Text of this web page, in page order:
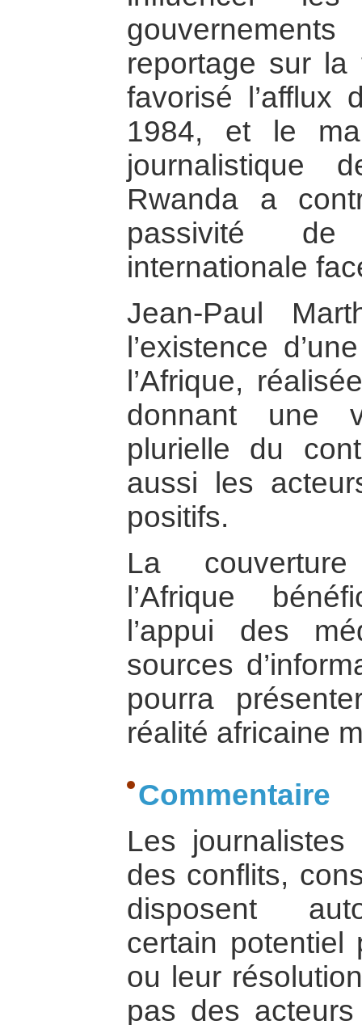
reportage sur
favorisé l’afflux
1984, et le
journalistique
Rwanda a
passivité
internationale
Jean-Paul
l’existence
l’Afrique,
donnant une
plurielle du
aussi les
positifs.
La
l’Afrique
l’appui des
sources
pourra
réalité africaine
Commentaire
Les
des conflits,
disposent
certain potentiel
ou leur
pas des